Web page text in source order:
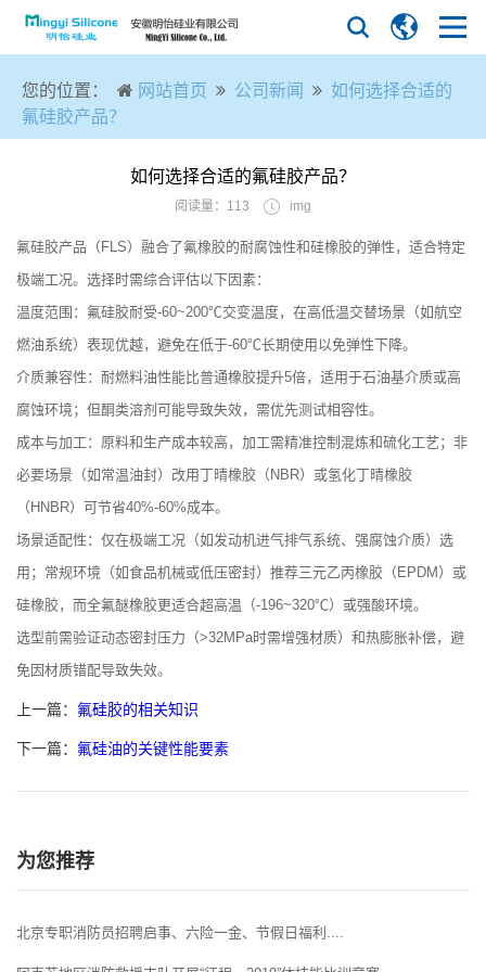
您的位置： 网站首页 公司新闻
如何选择合适的
氟硅胶产品？
如何选择合适的氟硅胶产品？
阅读量：113 img
氟硅胶产品（FLS）融合了氟橡胶的耐腐蚀性和硅橡胶的弹性，适合特定
极端工况。选择时需综合评估以下因素：
‌温度范围‌：氟硅胶耐受-60~200℃交变温度，在高低温交替场景（如航空
燃油系统）表现优越，避免在低于-60℃长期使用以免弹性下降。
‌介质兼容性‌：耐燃料油性能比普通橡胶提升5倍，适用于石油基介质或高
腐蚀环境；但酮类溶剂可能导致失效，需优先测试相容性。
‌成本与加工‌：原料和生产成本较高，加工需精准控制混炼和硫化工艺；非
必要场景（如常温油封）改用丁晴橡胶（NBR）或氢化丁晴橡胶
（HNBR）可节省40%-60%成本。
‌场景适配性‌：仅在极端工况（如发动机进气排气系统、强腐蚀介质）选
用；常规环境（如食品机械或低压密封）推荐三元乙丙橡胶（EPDM）或
硅橡胶，而全氟醚橡胶更适合超高温（-196~320℃）或强酸环境。
选型前需验证动态密封压力（>32MPa时需增强材质）和热膨胀补偿，避
免因材质错配导致失效。
上一篇： 氟硅胶的相关知识
下一篇： 氟硅油的关键性能要素
为您推荐
北京专职消防员招聘启事、六险一金、节假日福利....